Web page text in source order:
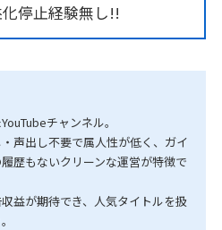
停止経験無し!!
チャンネル。
声出し不要で属人性が低く、ガイ
歴もないクリーンな運営が特徴で
益が期待でき、人気タイトルを扱